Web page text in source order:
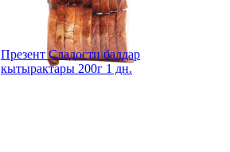
Презент Сладости балдар
кытырактары 200г 1 дн.